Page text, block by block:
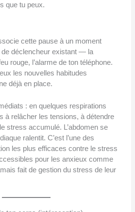
que tu peux.
cette pause à un moment
de déclencheur existant — la
rouge, l’alarme de ton téléphone.
les nouvelles habitudes
déjà en place.
: en quelques respirations
à relâcher les tensions, à détendre
stress accumulé. L’abdomen se
ralentit. C’est l’une des
les plus efficaces contre le stress
pour les anxieux comme
fait de gestion du stress de leur